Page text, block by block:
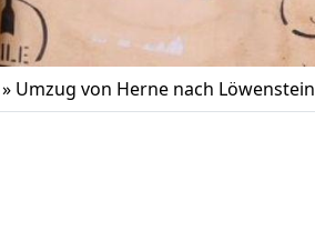
» Umzug von Herne nach Löwenstein